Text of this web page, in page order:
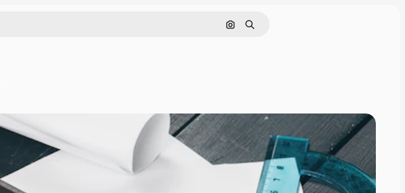
画像で検索
検索